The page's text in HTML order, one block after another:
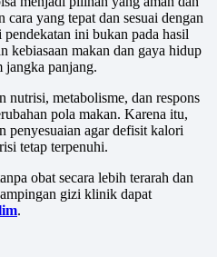
yang tepat dan sesuai dengan
ini bukan pada hasil
kebiasaan makan dan gaya hidup
jangka panjang.
nutrisi, metabolisme, dan respons
pola makan. Karena itu,
penyesuaian agar defisit kalori
tetap terpenuhi.
obat secara lebih terarah dan
gizi klinik dapat
.